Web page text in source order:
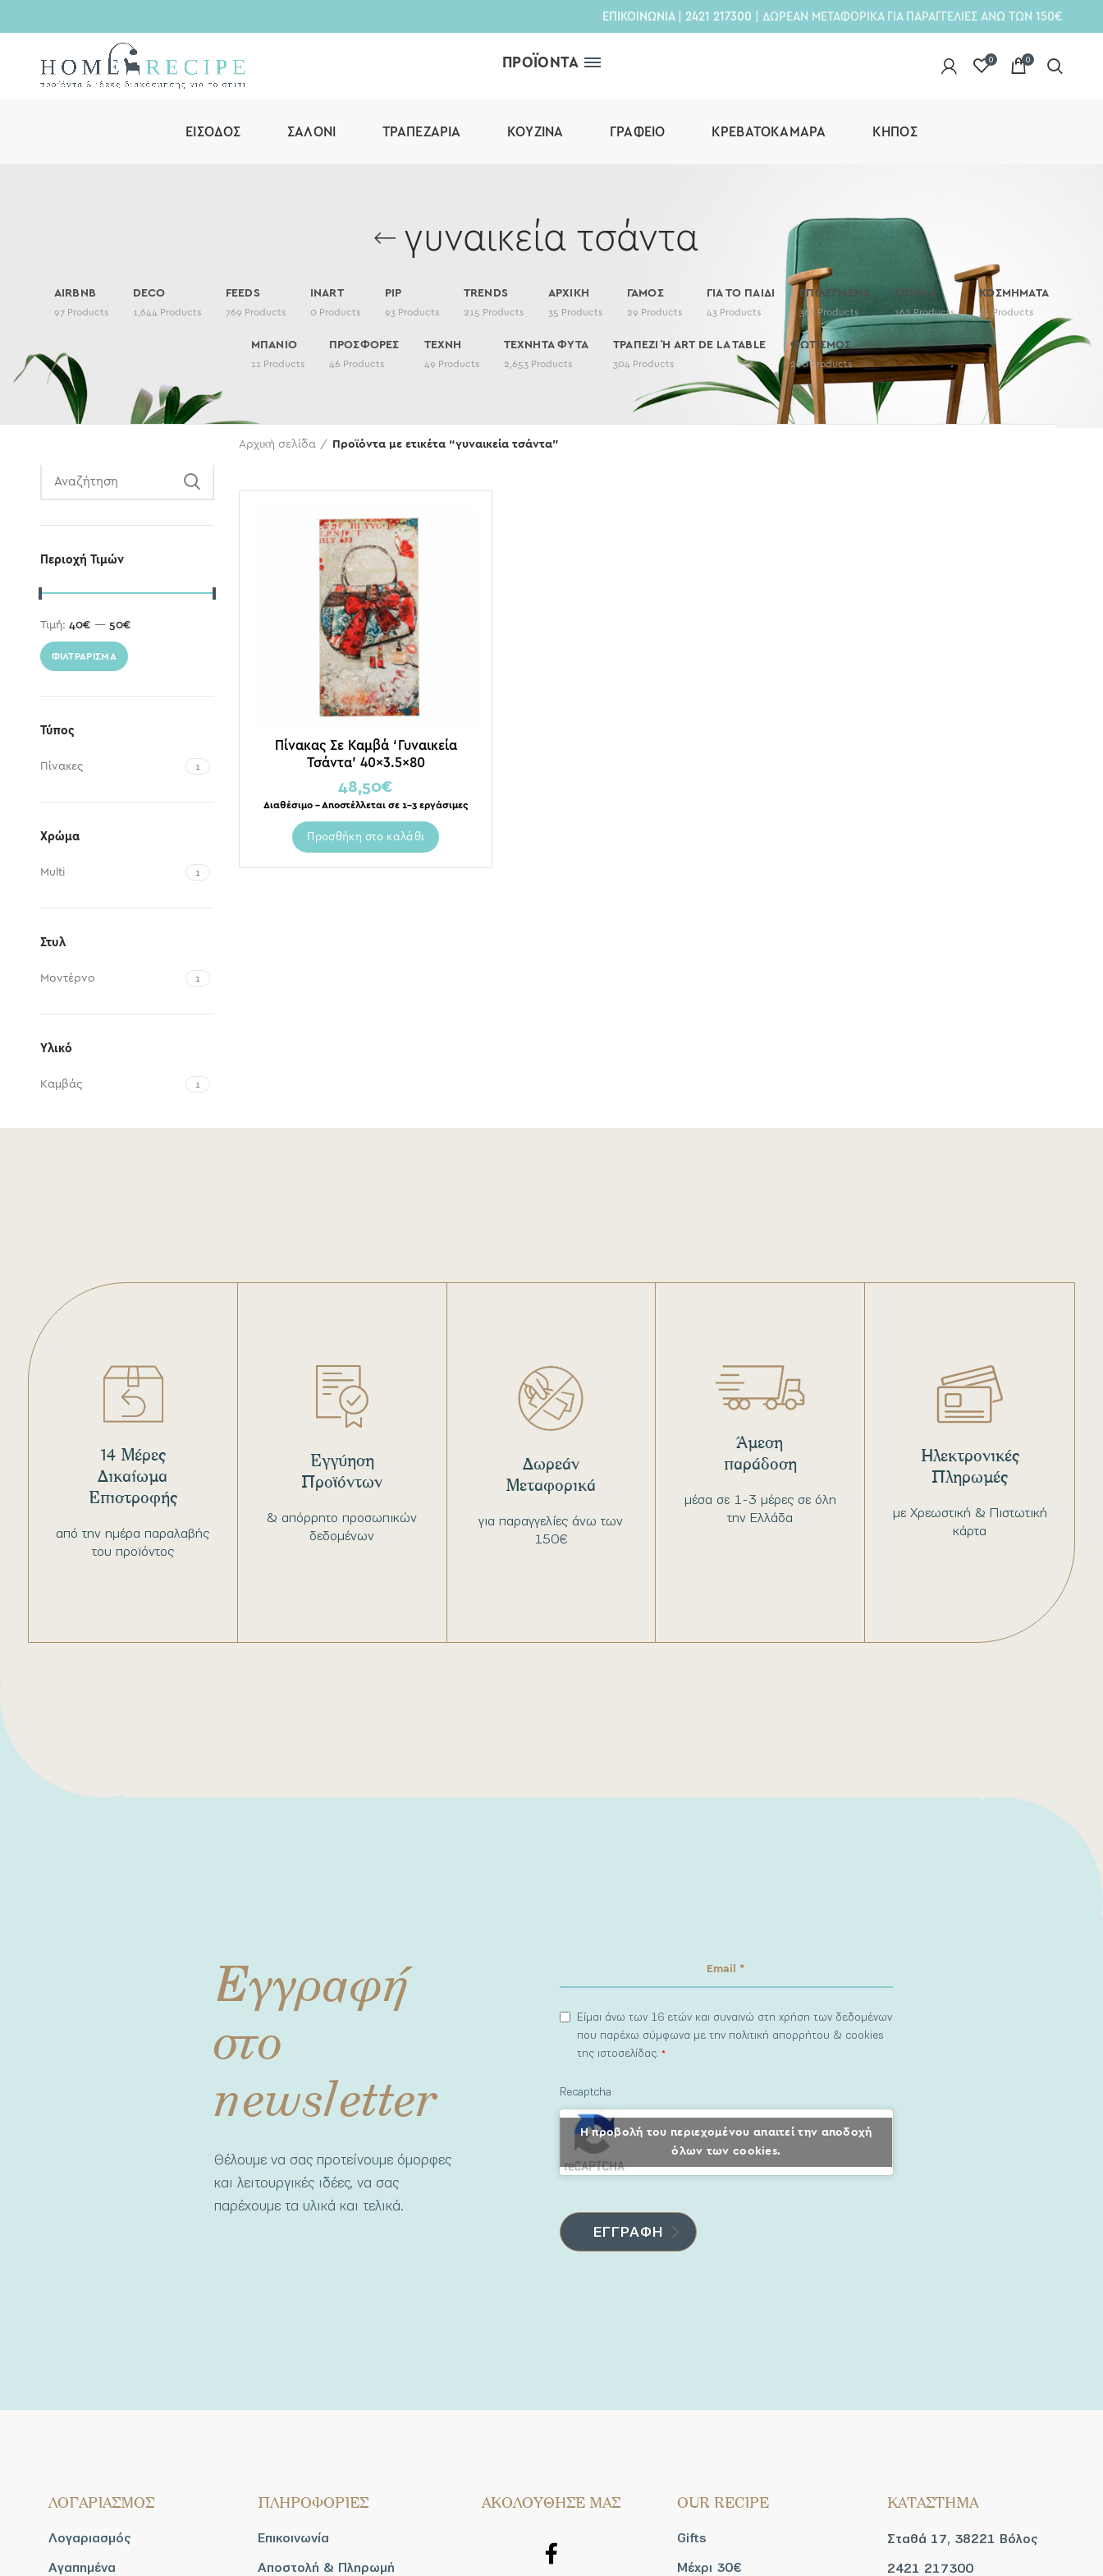
ΕΠΙΚΟΙΝΩΝΙΑ| 2421 217300 | ΔΩΡΕΑΝ ΜΕΤΑΦΟΡΙΚΑ ΓΙΑ ΠΑΡΑΓΓΕΛΙΕΣ ΑΝΩ ΤΩΝ 150€
ΠΡΟΪΟΝΤΑ 0 0
ΕΊΣΟΔΟΣ ΣΑΛΌΝΙ ΤΡΑΠΕΖΑΡΊΑ ΚΟΥΖΊΝΑ ΓΡΑΦΕΊΟ ΚΡΕΒΑΤΟΚΆΜΑΡΑ ΚΉΠΟΣ
γυναικεία τσάντα
AIRBNB
97 Products
DECO
1,644 Products
FEEDS
769 Products
INART
0 Products
PIP
93 Products
TRENDS
215 Products
ΑΡΧΙΚΗ
35 Products
ΓΑΜΟΣ
29 Products
ΓΙΑ ΤΟ ΠΑΙΔΙ
43 Products
ΕΠΙΛΕΓΜΕΝΑ
367 Products
ΕΠΙΠΛΑ
162 Products
ΚΟΣΜΗΜΑΤΑ
35 Products
ΜΠΑΝΙΟ
11 Products
ΠΡΟΣΦΟΡΕΣ
46 Products
ΤΕΧΝΗ
49 Products
ΤΕΧΝΗΤΑ ΦΥΤΑ
2,653 Products
ΤΡΑΠΕΖΙ Ή ART DE LA TABLE
304 Products
ΦΩΤΙΣΜΟΣ
290 Products
Περιοχή Τιμών
ΦΙΛΤΡΆΡΙΣΜΑ
Τιμή: 40€ — 50€
Τύπος
Πίνακες 1
Χρώμα
Multi 1
Στυλ
Μοντέρνο 1
Υλικό
Καμβάς 1
Αρχική σελίδα Προϊόντα με ετικέτα “γυναικεία τσάντα”
Πίνακας Σε Καμβά ‘Γυναικεία
Τσάντα’ 40×3.5×80
48,50€
Διαθέσιμο – Αποστέλλεται σε 1-3 εργάσιμες
Προσθήκη στο καλάθι
από την ημέρα παραλαβής
του προϊόντος
14 Μέρες
Δικαίωμα
Επιστροφής
& απόρρητο προσωπικών
δεδομένων
Εγγύηση
Προϊόντων
για παραγγελίες άνω των
150€
Δωρεάν
Μεταφορικά
μέσα σε 1-3 μέρες σε όλη
την Ελλάδα
Άμεση
παράδοση
με Χρεωστική & Πιστωτική
κάρτα
Ηλεκτρονικές
Πληρωμές
Εγγραφή
στο
newsletter
Θέλουμε να σας προτείνουμε όμορφες
και λειτουργικές ιδέες, να σας
παρέχουμε τα υλικά και τελικά.
Είμαι άνω των 16 ετών και συναινώ στη χρήση των δεδομένων
που παρέχω σύμφωνα με την πολιτική απορρήτου & cookies
της ιστοσελίδας.*
Recaptcha
Η προβολή του περιεχομένου απαιτεί την αποδοχή
όλων των cookies.
ΛΟΓΑΡΙΑΣΜΟΣ
Λογαριασμός
Αγαπημένα
ΠΛΗΡΟΦΟΡΙΕΣ
Επικοινωνία
Αποστολή & Πληρωμή
AΚΟΛΟΥΘΗΣΕ ΜΑΣ OUR RECIPE
Gifts
Μέχρι 30€
ΚΑΤΑΣΤΗΜΑ
Σταθά 17, 38221 Βόλος
2421 217300